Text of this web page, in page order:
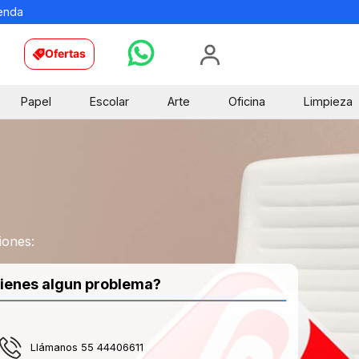
Ofertas
Papel Escolar Arte Oficina Limpieza
algun problema?
Llámanos 55 44406611